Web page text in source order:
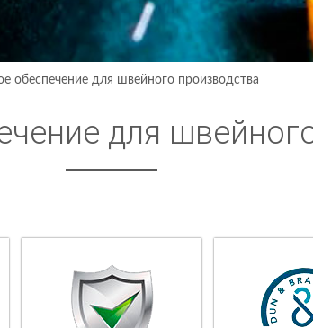
обеспечение для швейного производства
для